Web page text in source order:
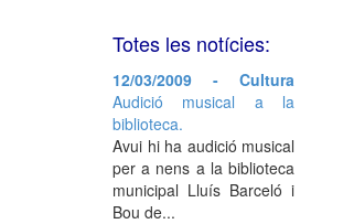
Totes les notícies:
12/03/2009 - Cultura
Audició musical a la
biblioteca.
Avui hi ha audició musical
per a nens a la biblioteca
municipal Lluís Barceló i
Bou de...